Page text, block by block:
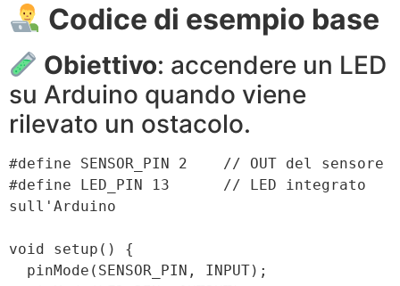
Codice di esempio base
Obiettivo: accendere un LED
su Arduino quando viene
rilevato un ostacolo.
#define SENSOR_PIN 2    // OUT del sensore
#define LED_PIN 13      // LED integrato
sull'Arduino
void setup() {